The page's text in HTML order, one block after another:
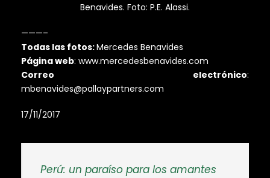
Benavides. Foto: P.E. Alassi.
———–
Todas las fotos:Mercedes Benavides
Página web: www.mercedesbenavides.com
Correo electrónico:
mbenavides@pallaypartners.com
17/11/2017
Perú: un paraíso para los amantes